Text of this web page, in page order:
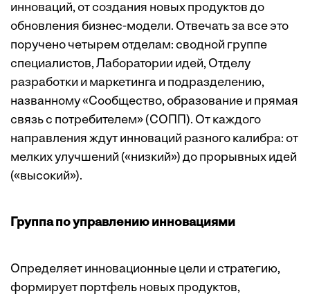
инноваций, от создания новых продуктов до
обновления бизнес-модели. Отвечать за все это
поручено четырем отделам: сводной группе
специалистов, Лаборатории идей, Отделу
разработки и маркетинга и подразделению,
названному «Сообщество, образование и прямая
связь с потребителем» (СОПП). От каждого
направления ждут инноваций разного калибра: от
мелких улучшений («низкий») до прорывных идей
(«высокий»).
Группа по управлению инновациями
Определяет инновационные цели и стратегию,
формирует портфель новых продуктов,